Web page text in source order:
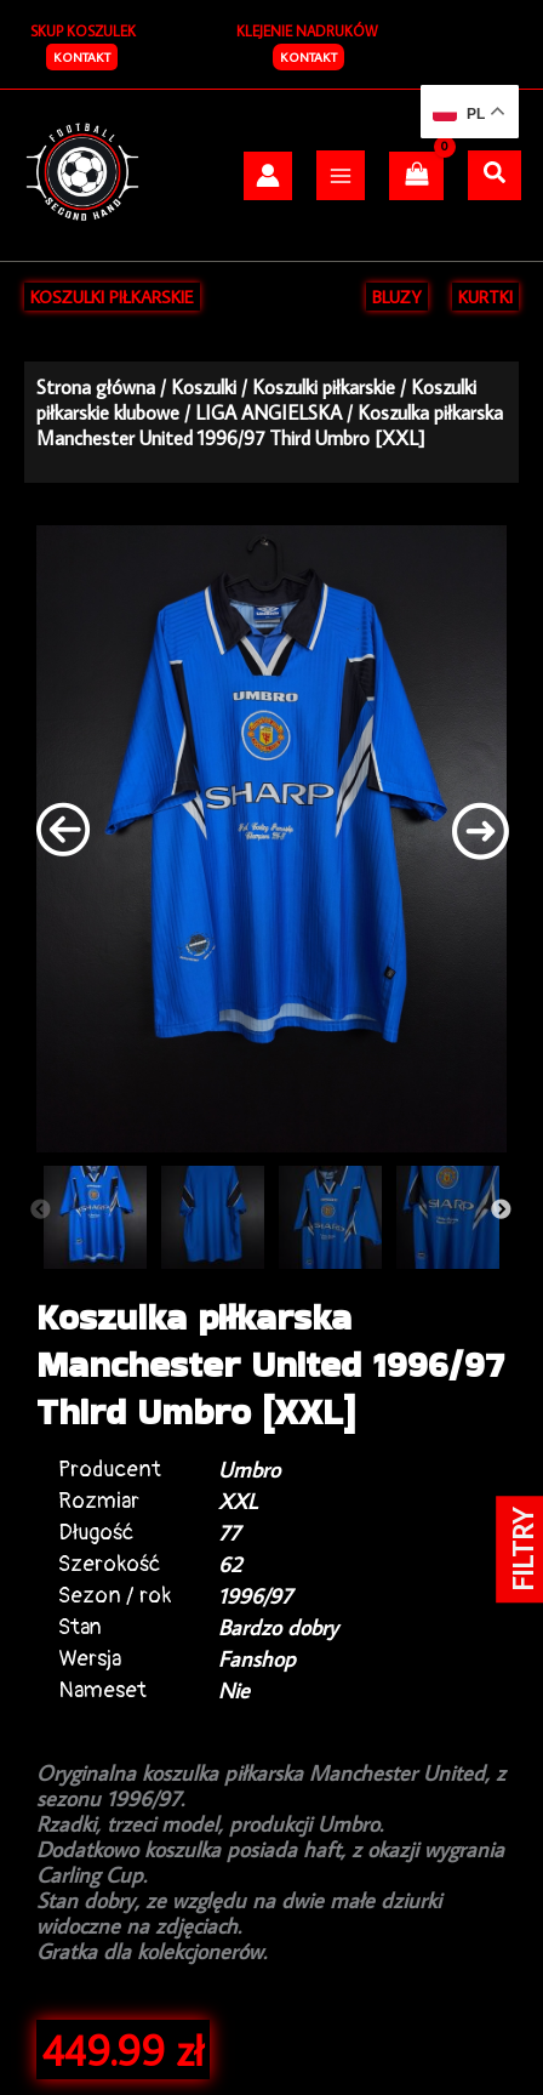
treści
SKUP KOSZULEK
KONTAKT
KLEJENIE NADRUKÓW
KONTAKT
KOSZULKI PIŁKARSKIE BLUZY KURTKI
Strona główna /Koszulki /Koszulki piłkarskie /Koszulki
piłkarskie klubowe /LIGA ANGIELSKA/ Koszulka piłkarska
Manchester United 1996/97 Third Umbro [XXL]
Koszulka piłkarska
Manchester United 1996/97
Third Umbro [XXL]
Producent
Umbro
Rozmiar
XXL
Długość
77
Szerokość
62
Sezon / rok
1996/97
Stan
Bardzo dobry
Wersja
Fanshop
Nameset
Nie
Oryginalna koszulka piłkarska Manchester United, z
sezonu 1996/97.
Rzadki, trzeci model, produkcji Umbro.
Dodatkowo koszulka posiada haft, z okazji wygrania
Carling Cup.
Stan dobry, ze względu na dwie małe dziurki
widoczne na zdjęciach.
Gratka dla kolekcjonerów.
449.99 zł
PL
FILTRY